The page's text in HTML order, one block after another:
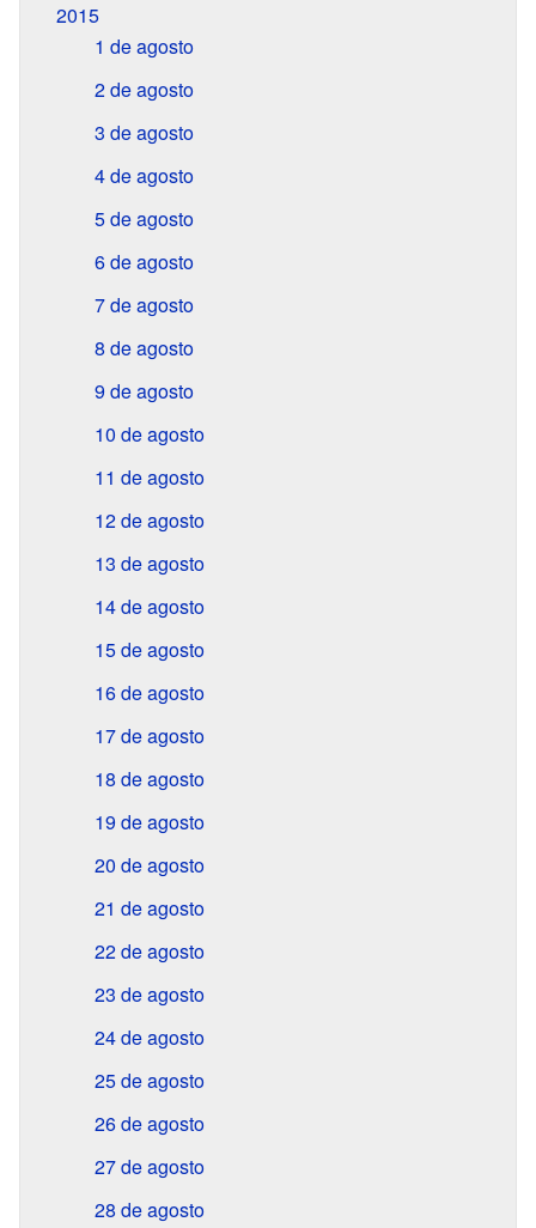
2015
1 de agosto
2 de agosto
3 de agosto
4 de agosto
5 de agosto
6 de agosto
7 de agosto
8 de agosto
9 de agosto
10 de agosto
11 de agosto
12 de agosto
13 de agosto
14 de agosto
15 de agosto
16 de agosto
17 de agosto
18 de agosto
19 de agosto
20 de agosto
21 de agosto
22 de agosto
23 de agosto
24 de agosto
25 de agosto
26 de agosto
27 de agosto
28 de agosto